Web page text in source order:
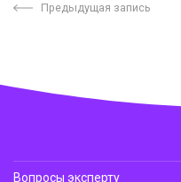
Предыдущая запись
Вопросы эксперту